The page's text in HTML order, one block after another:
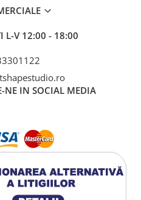
maximă
special pentru balerinii
L-V 12:00 - 18:00
NE IN SOCIAL MEDIA